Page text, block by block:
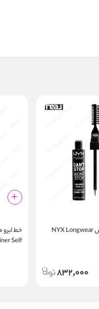
کیت خط ابرو نیکس NYX Longwear
832,000
Self